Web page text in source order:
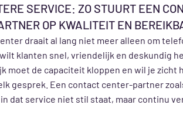
SERVICE: ZO STUURT EEN
OP KWALITEIT EN
draait al lang niet meer alleen om
klanten snel, vriendelijk en deskundig
moet de capaciteit kloppen en wil je zicht
gesprek. Een contact center-partner
dat service niet stil staat, maar continu